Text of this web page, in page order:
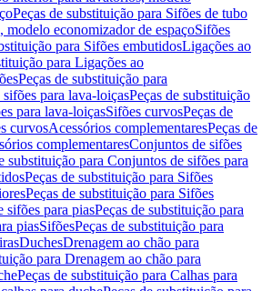
Peças de substituição para Sifões de tubo
modelo economizador de espaçoSifões
para Sifões embutidosLigações ao
para Ligações ao
Peças de substituição para
para lava-loiçasPeças de substituição
para lava-loiçasSifões curvosPeças de
curvosAcessórios complementaresPeças de
complementaresConjuntos de sifões
substituição para Conjuntos de sifões para
Peças de substituição para Sifões
Peças de substituição para Sifões
sifões para piasPeças de substituição para
piasSifõesPeças de substituição para
DuchesDrenagem ao chão para
para Drenagem ao chão para
Peças de substituição para Calhas para